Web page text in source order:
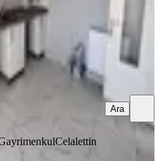
Yarpuz
Celalettin
Ara